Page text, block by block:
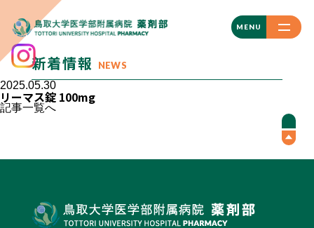
MENU
CLOSE
新着情報 NEWS
2025.05.30
リーマス錠 100mg
記事一覧へ